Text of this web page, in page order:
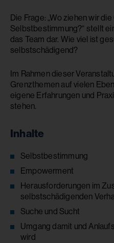
Die Frage: „Wo ziehen wir
Selbstbestimmung?“ stellt
das Team dar. Wie viel ist
selbstschädigend?
Im Rahmen dieser
Grenzthemen auf vielen
eigene Erfahrungen und
stehen.
Inhalte
Selbstbestimmung
Empowerment
Herausforderungen im
selbstschädigenden
Suche und Sucht
Umgang damit und
wird